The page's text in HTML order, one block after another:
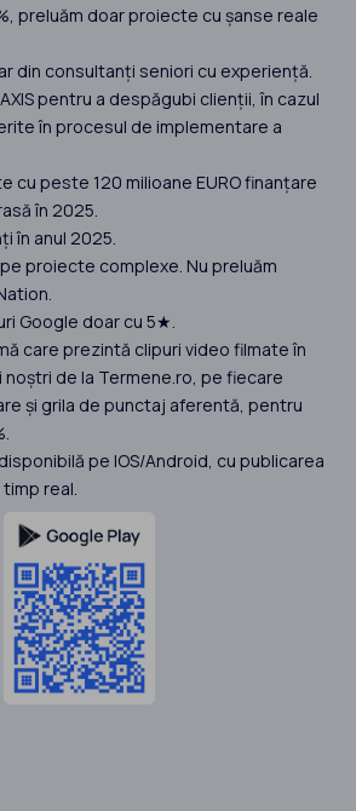
preluăm doar proiecte cu șanse reale
din consultanți seniori cu experiență.
pentru a despăgubi clienții, în cazul
în procesul de implementare a
cu peste 120 milioane EURO finanțare
în 2025.
în anul 2025.
proiecte complexe. Nu preluăm
Google doar cu 5★.
care prezintă clipuri video filmate în
de la Termene.ro, pe fiecare
și grila de punctaj aferentă, pentru
pe IOS/Android, cu publicarea
real.